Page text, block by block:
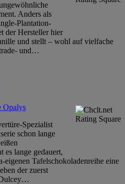
Anders als
Plantation-
der Hersteller hier
und stellt – wohl auf vielfache
und…
Spezialist
schon lange
es lange gedauert,
eigenen Tafelschokoladenreihe eine
der zuerst
…